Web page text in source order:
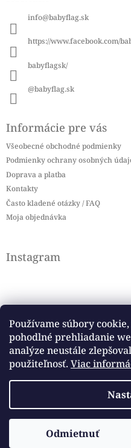
Používame súbory
pohodlné prehliadanie
analýze neustále
použiteľnosť. Viac
Odmietnuť
info@babyflag.sk
https://www.facebook.com/
babyflagsk/
@babyflag.sk
Informácie pre vás
Všeobecné obchodné podmienky
Podmienky ochrany osobných
Doprava a platba
Kontakty
Často kladené otázky / FAQ
Moja objednávka
Instagram
Sledovať na
Facebook
Vytvoril ShoptetCopyright 2026